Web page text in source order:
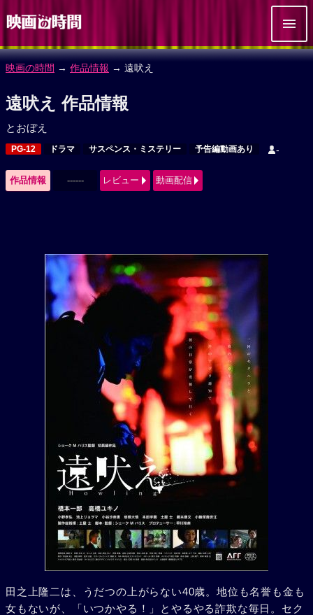
映画の時間 → 作品情報 → 遠吠え
遠吠え 作品情報
とおぼえ
PG-12 ドラマ サスペンス・ミステリー 予告編動画あり -
作品情報 ------ レビュー 動画配信
田之上隆二は、うだつの上がらない40歳。地位も名誉も金も
女もないが、「いつかやる！」とやるやる詐欺な毎日。セク